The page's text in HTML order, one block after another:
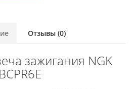
Отзывы (0)
зажигания NGK
BCPR6E